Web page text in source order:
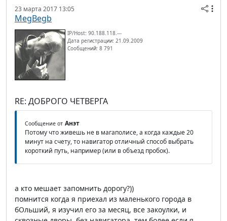
23 марта 2017 13:05
MegBegb
IP/Host: 90.188.118.---
Дата регистрации: 21.09.2009
Сообщений: 8 791
RE: ДОБРОГО ЧЕТВЕРГА
Сообщение от Анэт
Потому что живешь не в магаполисе, а когда каждые 20
минут на счету, то навигатор отличный способ выбрать
короткий путь, например (или в объезд пробок).
а кто мешает запомнить дорогу?))
помнится когда я приехал из маленького города в
бОльший, я изучил его за месяц, все закоулки, и